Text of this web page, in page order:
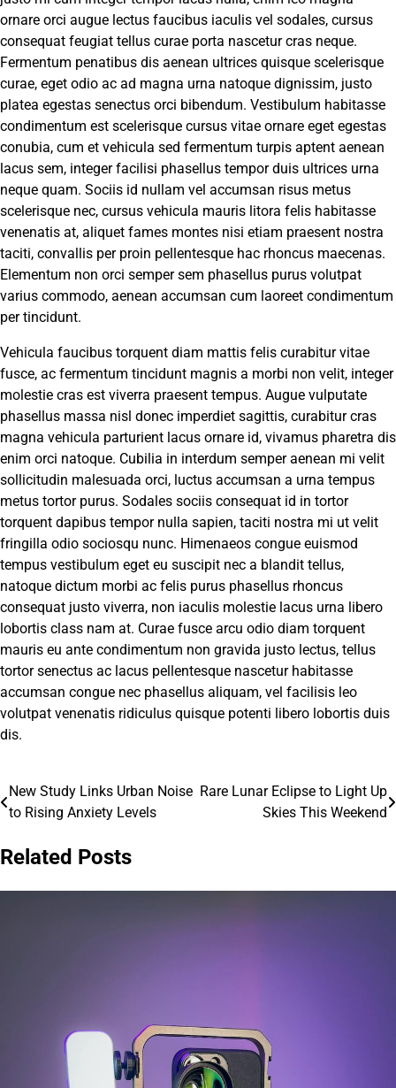
ornare orci augue lectus faucibus iaculis vel sodales, cursus
consequat feugiat tellus curae porta nascetur cras neque.
Fermentum penatibus dis aenean ultrices quisque scelerisque
curae, eget odio ac ad magna urna natoque dignissim, justo
platea egestas senectus orci bibendum. Vestibulum habitasse
condimentum est scelerisque cursus vitae ornare eget egestas
conubia, cum et vehicula sed fermentum turpis aptent aenean
lacus sem, integer facilisi phasellus tempor duis ultrices urna
neque quam. Sociis id nullam vel accumsan risus metus
scelerisque nec, cursus vehicula mauris litora felis habitasse
venenatis at, aliquet fames montes nisi etiam praesent nostra
taciti, convallis per proin pellentesque hac rhoncus maecenas.
Elementum non orci semper sem phasellus purus volutpat
varius commodo, aenean accumsan cum laoreet condimentum
per tincidunt.
Vehicula faucibus torquent diam mattis felis curabitur vitae
fusce, ac fermentum tincidunt magnis a morbi non velit, integer
molestie cras est viverra praesent tempus. Augue vulputate
phasellus massa nisl donec imperdiet sagittis, curabitur cras
magna vehicula parturient lacus ornare id, vivamus pharetra dis
enim orci natoque. Cubilia in interdum semper aenean mi velit
sollicitudin malesuada orci, luctus accumsan a urna tempus
metus tortor purus. Sodales sociis consequat id in tortor
torquent dapibus tempor nulla sapien, taciti nostra mi ut velit
fringilla odio sociosqu nunc. Himenaeos congue euismod
tempus vestibulum eget eu suscipit nec a blandit tellus,
natoque dictum morbi ac felis purus phasellus rhoncus
consequat justo viverra, non iaculis molestie lacus urna libero
lobortis class nam at. Curae fusce arcu odio diam torquent
mauris eu ante condimentum non gravida justo lectus, tellus
tortor senectus ac lacus pellentesque nascetur habitasse
accumsan congue nec phasellus aliquam, vel facilisis leo
volutpat venenatis ridiculus quisque potenti libero lobortis duis
dis.
Điều
hướng
bài
viết
New Study Links Urban Noise
to Rising Anxiety Levels
Rare Lunar Eclipse to Light Up
Skies This Weekend
Related Posts